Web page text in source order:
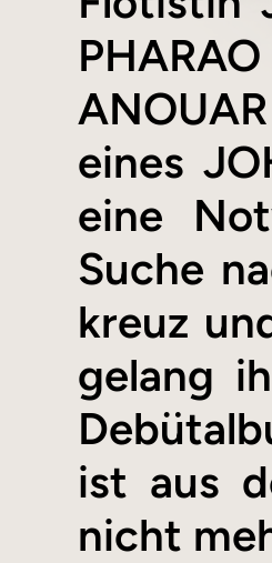
eines
eine
Suche
kreuz
gelang
ist aus
nicht